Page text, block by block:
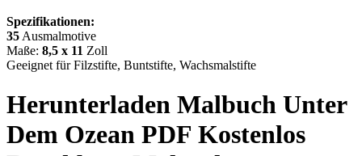
Spezifikationen:
35 Ausmalmotive
Maße: 8,5 x 11 Zoll
Geeignet für Filzstifte, Buntstifte, Wachsmalstifte
Herunterladen Malbuch Unter
Dem Ozean PDF Kostenlos